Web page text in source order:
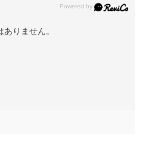
ありません。